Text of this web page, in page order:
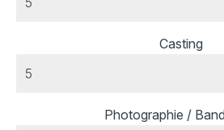
Casting
Photographie /